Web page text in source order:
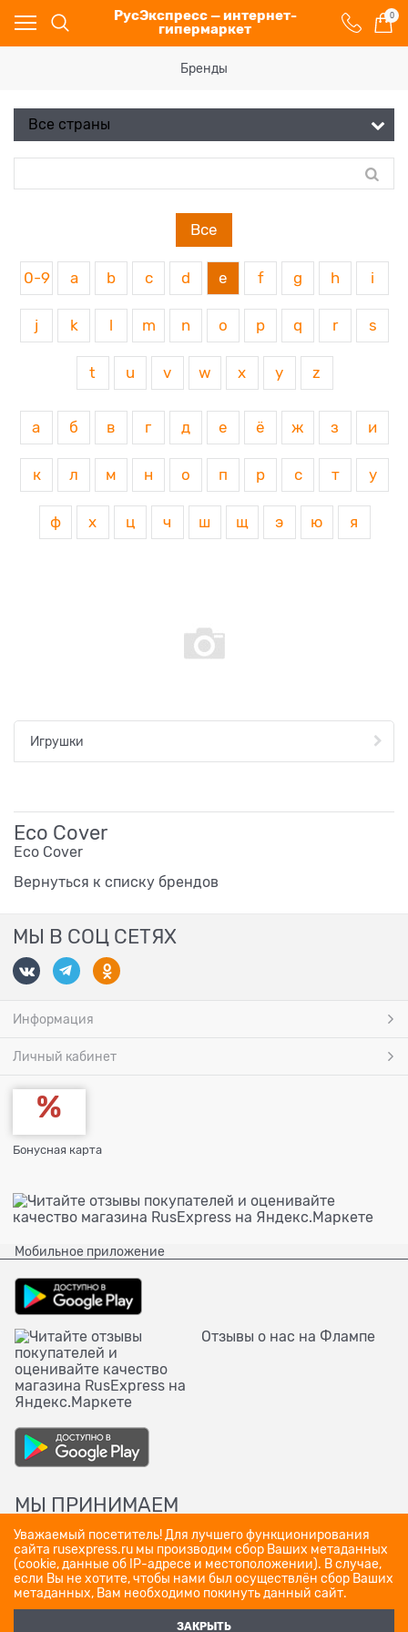
РусЭкспресс — интернет-
гипермаркет
0
Бренды
Все
0-9 a b c d e f g h i
j k m n o p q r s
t u v w x y z
а б в г д е ё ж з и
к л м н о п р с т у
ф х ц ч ш щ э ю я
Игрушки
Eco Cover
Eco Cover
Вернуться к списку брендов
МЫ В СОЦ СЕТЯХ
Информация
Личный кабинет
Бонусная карта
Мобильное приложение
Отзывы о нас на Флампе
МЫ ПРИНИМАЕМ
Уважаемый посетитель! Для лучшего функционирования
сайта rusexpress.ru мы производим сбор Ваших метаданных
(cookie, данные об IP-адресе и местоположении). В случае,
если Вы не хотите, чтобы нами был осуществлён сбор Ваших
метаданных, Вам необходимо покинуть данный сайт.
ЗАКРЫТЬ